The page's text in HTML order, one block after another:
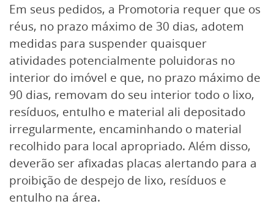
Em seus pedidos, a Promotoria requer que os
réus, no prazo máximo de 30 dias, adotem
medidas para suspender quaisquer
atividades potencialmente poluidoras no
interior do imóvel e que, no prazo máximo de
90 dias, removam do seu interior todo o lixo,
resíduos, entulho e material ali depositado
irregularmente, encaminhando o material
recolhido para local apropriado. Além disso,
deverão ser afixadas placas alertando para a
proibição de despejo de lixo, resíduos e
entulho na área.